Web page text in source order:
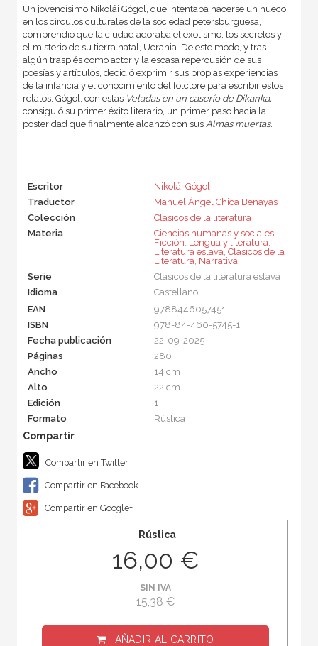
Un jovencísimo Nikolái Gógol, que intentaba hacerse un hueco
en los círculos culturales de la sociedad petersburguesa,
comprendió que la ciudad adoraba el exotismo, los secretos y
el misterio de su tierra natal, Ucrania. De este modo, y tras
algún traspiés como actor y la escasa repercusión de sus
poesías y artículos, decidió exprimir sus propias experiencias
de la infancia y el conocimiento del folclore para escribir estos
relatos. Gógol, con estas Veladas en un caserío de Dikanka,
consiguió su primer éxito literario, un primer paso hacia la
posteridad que finalmente alcanzó con sus Almas muertas.
Escritor
Nikolái Gógol
Traductor
Manuel Ángel Chica Benayas
Colección
Clásicos de la literatura
Materia
Ciencias humanas y sociales,
Ficción, Lengua y literatura,
Literatura eslava, Clásicos de la
Literatura, Narrativa
Serie
Clásicos de la literatura eslava
Idioma
Castellano
EAN
9788446057451
ISBN
978-84-460-5745-1
Fecha publicación
22-09-2025
Páginas
280
Ancho
14 cm
Alto
22 cm
Edición
1
Formato
Rústica
Compartir en Twitter
Compartir en Facebook
Compartir en Google+
Rústica
16,00 €
SIN IVA
15,38 €
AÑADIR AL CARRITO